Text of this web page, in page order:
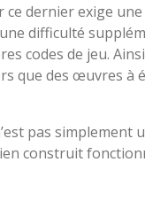
ce dernier exige
difficulté
codes de jeu.
que des œuvres
pas simplement
construit